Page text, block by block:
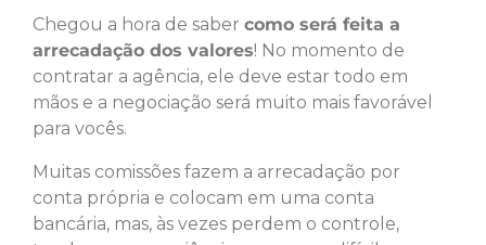
Chegou a hora de saber como será feita a
arrecadação dos valores! No momento de
contratar a agência, ele deve estar todo em
mãos e a negociação será muito mais favorável
para vocês.
Muitas comissões fazem a arrecadação por
conta própria e colocam em uma conta
bancária, mas, às vezes perdem o controle,